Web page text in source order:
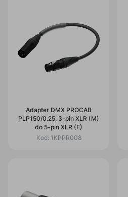
Adapter DMX PROCAB
PLP150/0.25, 3-pin XLR (M)
do 5-pin XLR (F)
Kod: 1KPPR008